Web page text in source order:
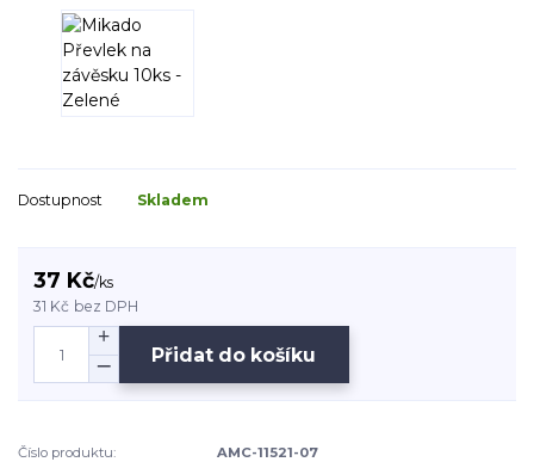
Dostupnost Skladem
37 Kč/ks
31 Kč bez DPH
Přidat do košíku
Číslo produktu:
AMC-11521-07